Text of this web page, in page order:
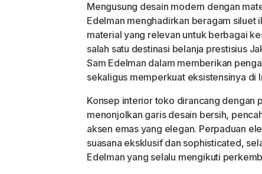
Mengusung desain modern dengan
Edelman menghadirkan beragam siluet
material yang relevan untuk berbagai
salah satu destinasi belanja prestisius
Sam Edelman dalam memberikan
sekaligus memperkuat eksistensinya di
Konsep interior toko dirancang dengan
menonjolkan garis desain bersih,
aksen emas yang elegan. Perpaduan
suasana eksklusif dan sophisticated,
Edelman yang selalu mengikuti